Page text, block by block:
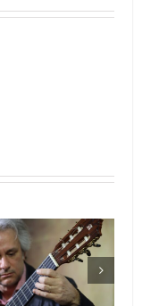
Arché di McLiuter,
la nuova chitarra di